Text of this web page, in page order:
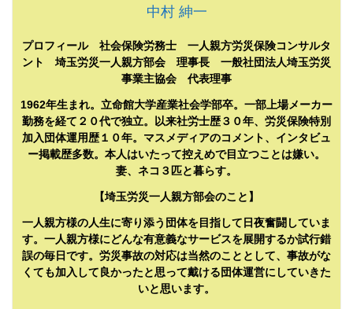
中村 紳一
プロフィール 社会保険労務士 一人親方労災保険コンサルタ
ント 埼玉労災一人親方部会 理事長 一般社団法人埼玉労災
事業主協会 代表理事
1962年生まれ。立命館大学産業社会学部卒。一部上場メーカー
勤務を経て２０代で独立。以来社労士歴３０年、労災保険特別
加入団体運用歴１０年。マスメディアのコメント、インタビュ
ー掲載歴多数。本人はいたって控えめで目立つことは嫌い。
妻、ネコ３匹と暮らす。
【埼玉労災一人親方部会のこと】
一人親方様の人生に寄り添う団体を目指して日夜奮闘していま
す。一人親方様にどんな有意義なサービスを展開するか試行錯
誤の毎日です。労災事故の対応は当然のこととして、事故がな
くても加入して良かったと思って戴ける団体運営にしていきた
いと思います。